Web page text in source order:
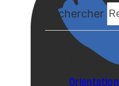
Rechercher
Orientation